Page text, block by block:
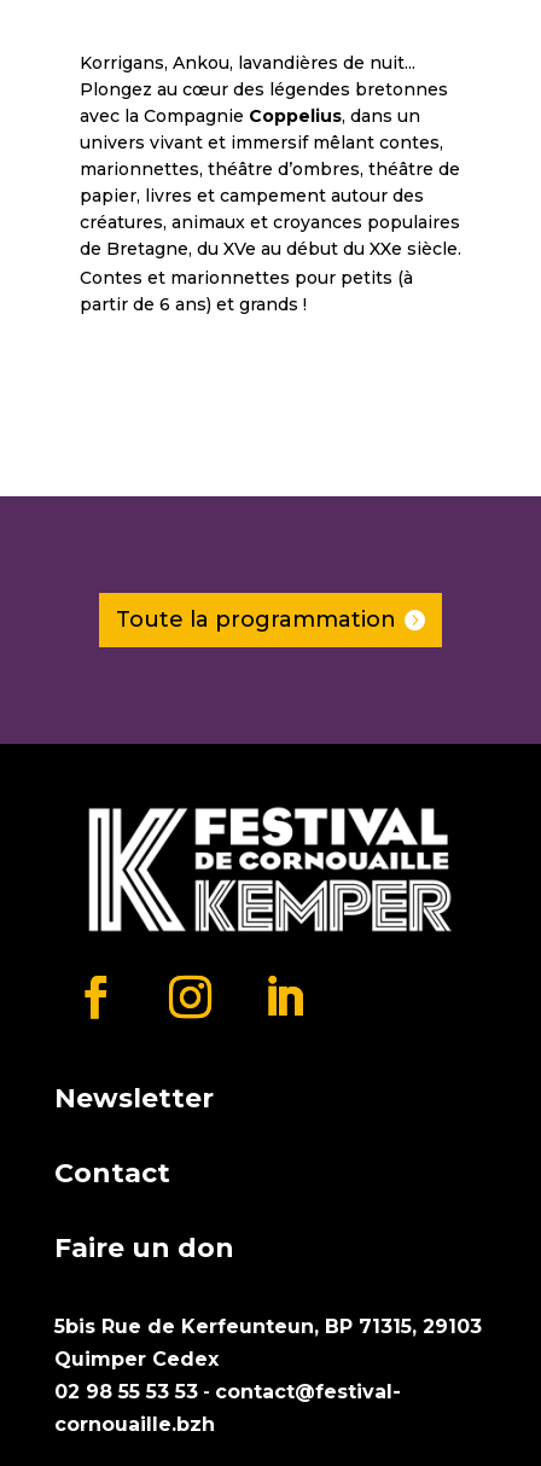
Korrigans, Ankou, lavandières de nuit...
Plongez au cœur des légendes bretonnes
avec la Compagnie Coppelius, dans un
univers vivant et immersif mêlant contes,
marionnettes, théâtre d’ombres, théâtre de
papier, livres et campement autour des
créatures, animaux et croyances populaires
de Bretagne, du XVe au début du XXe siècle.
Contes et marionnettes pour petits (à
partir de 6 ans) et grands !
Toute la programmation
Newsletter
Contact
Faire un don
5bis Rue de Kerfeunteun, BP 71315, 29103
Quimper Cedex
02 98 55 53 53- contact@festival-
cornouaille.bzh